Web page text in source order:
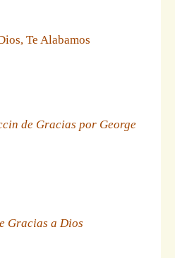
Te Alabamos
de Gracias por George
Gracias a Dios